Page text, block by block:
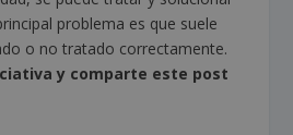
problema es que suele
o no tratado correctamente.
y comparte este post